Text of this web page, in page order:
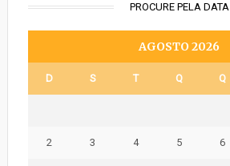
PROCURE PELA DATA
AGOSTO 2026
D S T Q Q
2 3 4 5 6